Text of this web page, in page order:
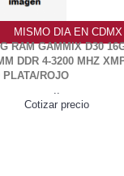
MISMO DIA EN CDMX
RAM GAMMIX D30
DDR 4-3200 MHZ
PLATA/ROJO
..
Cotizar precio